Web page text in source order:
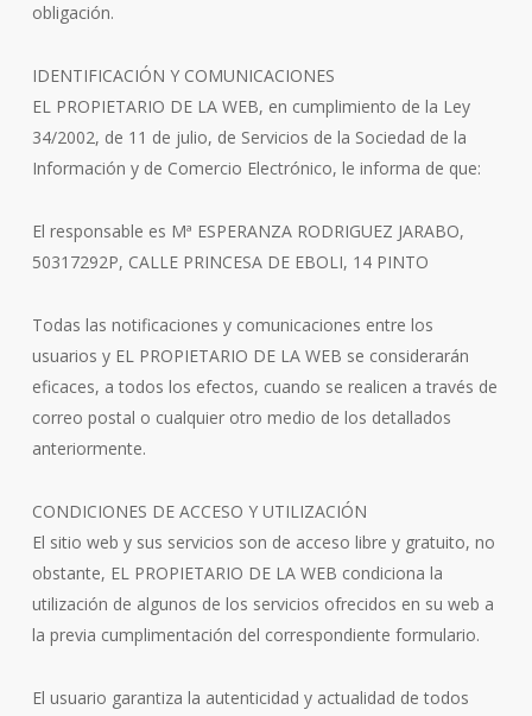
obligación.
IDENTIFICACIÓN Y COMUNICACIONES
EL PROPIETARIO DE LA WEB, en cumplimiento de la Ley
34/2002, de 11 de julio, de Servicios de la Sociedad de la
Información y de Comercio Electrónico, le informa de que:
El responsable es Mª ESPERANZA RODRIGUEZ JARABO,
50317292P, CALLE PRINCESA DE EBOLI, 14 PINTO
Todas las notificaciones y comunicaciones entre los
usuarios y EL PROPIETARIO DE LA WEB se considerarán
eficaces, a todos los efectos, cuando se realicen a través de
correo postal o cualquier otro medio de los detallados
anteriormente.
CONDICIONES DE ACCESO Y UTILIZACIÓN
El sitio web y sus servicios son de acceso libre y gratuito, no
obstante, EL PROPIETARIO DE LA WEB condiciona la
utilización de algunos de los servicios ofrecidos en su web a
la previa cumplimentación del correspondiente formulario.
El usuario garantiza la autenticidad y actualidad de todos